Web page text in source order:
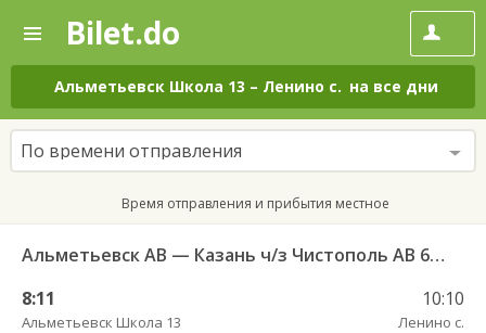
—
Поиск
и
покупка
билетов
на
автобус
онлайн
Bilet.do
Альметьевск Школа 13 – Ленино с. на все дни
По времени отправления
Время отправления и прибытия местное
Альметьевск АВ — Казань ч/з Чистополь АВ 694
8:11
Альметьевск Школа 13
10:10
Ленино с.